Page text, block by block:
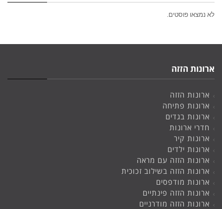
לא נמצאו פוסטים.
ארונות הזזה
ארונות הזזה
ארונות פתיחה
ארונות בגדים
חדרי ארונות
ארונות קיר
ארונות ילדים
ארונות הזזה עם מראה
ארונות הזזה בשילוב זכוכית
ארונות מודפסים
ארונות הזזה פינתיים
ארונות הזזה מודרניים